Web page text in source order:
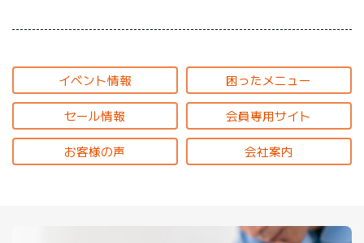
イベント情報 困ったメニュー
セール情報 会員専用サイト
お客様の声 会社案内